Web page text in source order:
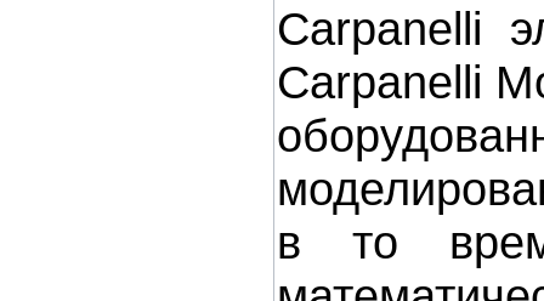
Carpanelli
Carpanelli
в то